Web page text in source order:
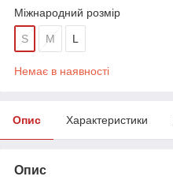
Міжнародний розмір
S M L
Немає в наявності
Опис Характеристики
Опис